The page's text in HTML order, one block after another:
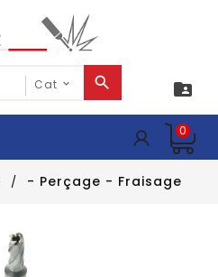

0
- Perçage - Fraisage